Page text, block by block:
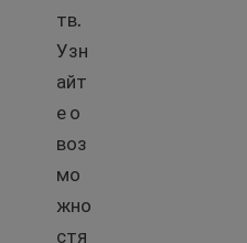
тв.
Узн
айт
е о
воз
мо
жно
стя